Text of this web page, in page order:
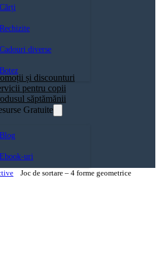
Cărți
Rechizite
Cadouri diverse
Botez
și discounturi
pentru copii
săptămănii
Gratuite
Blog
Ebook-uri
Joc de sortare – 4 forme geometrice